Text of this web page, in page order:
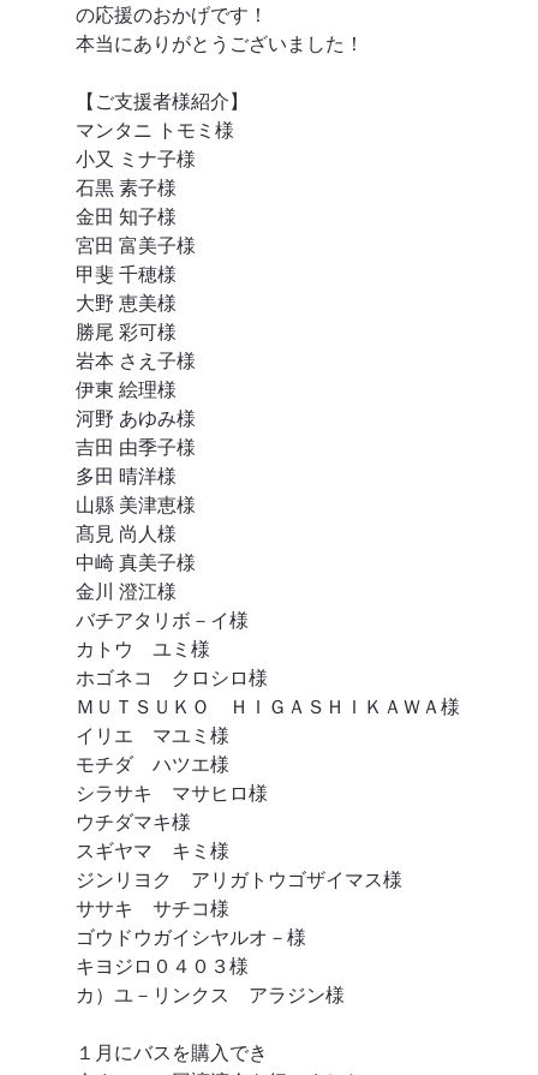
の応援のおかげです！
本当にありがとうございました！
【ご支援者様紹介】
マンタニ トモミ様
小又 ミナ子様
石黒 素子様
金田 知子様
宮田 富美子様
甲斐 千穂様
大野 恵美様
勝尾 彩可様
岩本 さえ子様
伊東 絵理様
河野 あゆみ様
吉田 由季子様
多田 晴洋様
山縣 美津恵様
髙見 尚人様
中崎 真美子様
金川 澄江様
バチアタリボ－イ様
カトウ　ユミ様
ホゴネコ　クロシロ様
ＭＵＴＳＵＫＯ　ＨＩＧＡＳＨＩＫＡＷＡ様
イリエ　マユミ様
モチダ　ハツエ様
シラサキ　マサヒロ様
ウチダマキ様
スギヤマ　キミ様
ジンリヨク　アリガトウゴザイマス様
ササキ　サチコ様
ゴウドウガイシヤルオ－様
キヨジロ０４０３様
カ）ユ－リンクス　アラジン様
１月にバスを購入でき